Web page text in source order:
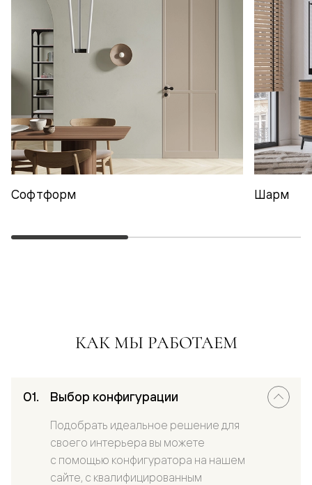
Софтформ Шарм
КАК МЫ РАБОТАЕМ
Выбор конфигурации
Подобрать идеальное решение для
своего интерьера вы можете
с помощью конфигуратора на нашем
сайте, с квалифицированным